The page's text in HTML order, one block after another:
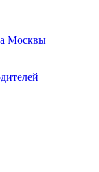
Москвы